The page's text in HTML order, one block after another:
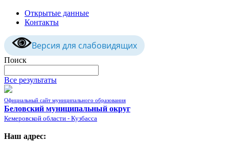
Открытые данные
Контакты
Версия для слабовидящих
Поиск
Все результаты
Официальный сайт муниципального образования
Беловский муниципальный округ
Кемеровской области - Кузбасса
Наш адрес: